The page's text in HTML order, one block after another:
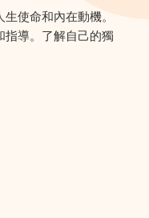
使命和內在動機。
導。了解自己的獨